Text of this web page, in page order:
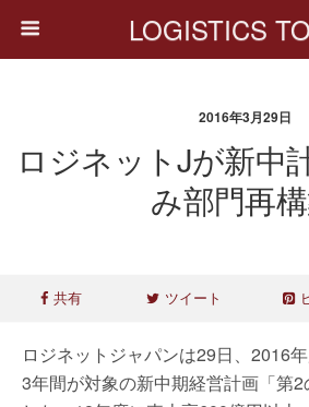
LOGISTICS
2016年3月29日
ロジネットJが新中
み部門再
共有 ツイート
ロジネットジャパンは29日、2016
3年間が対象の新中期経営計画「第